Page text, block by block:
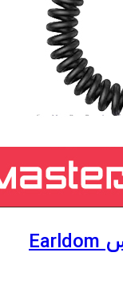
گیرنده صوتی بلوتوثی بیسوس Earldom